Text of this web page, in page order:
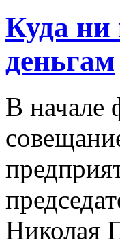
Куда ни
деньгам
В начале
Николая